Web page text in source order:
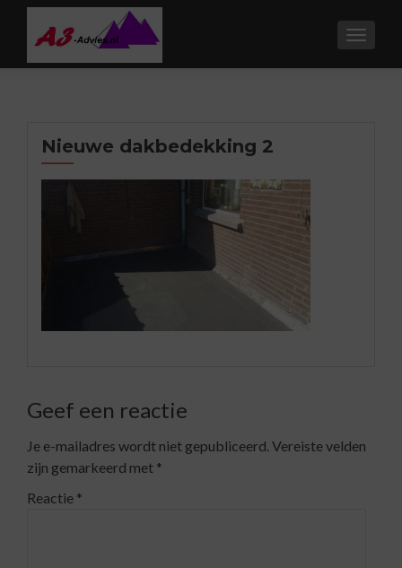
Nieuwe dakbedekking 2
Geef een reactie
Je e-mailadres wordt niet gepubliceerd.Vereiste velden
zijn gemarkeerd met *
Reactie *